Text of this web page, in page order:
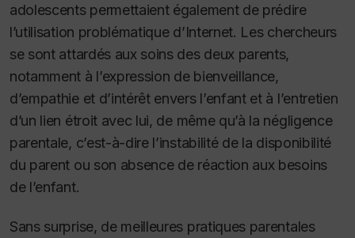
adolescents permettaient également de prédire
l’utilisation problématique d’Internet. Les chercheurs
se sont attardés aux soins des deux parents,
notamment à l’expression de bienveillance,
d’empathie et d’intérêt envers l’enfant et à l’entretien
d’un lien étroit avec lui, de même qu’à la négligence
parentale, c’est-à-dire l’instabilité de la disponibilité
du parent ou son absence de réaction aux besoins
de l’enfant.
Sans surprise, de meilleures pratiques parentales